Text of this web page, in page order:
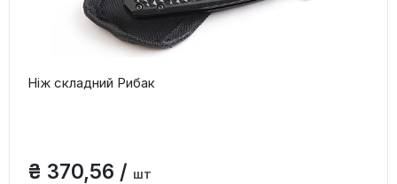
Ніж складний Рибак
₴ 370,56 / шт